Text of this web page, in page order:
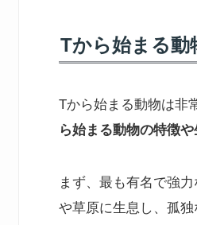
Tから始まる動
Tから始まる動物は非
ら始まる動物の特徴
まず、最も有名で強
や草原に生息し、孤